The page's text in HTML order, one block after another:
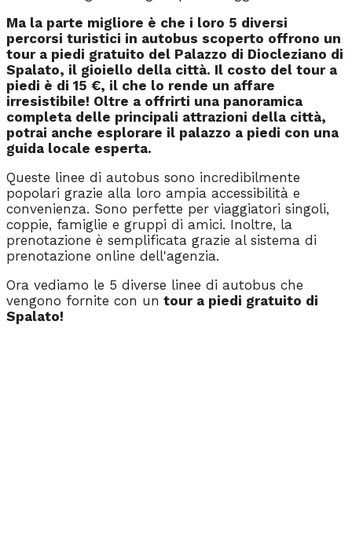
Ma la parte migliore è che i loro 5 diversi
percorsi turistici in autobus scoperto offrono un
tour a piedi gratuito del Palazzo di Diocleziano di
Spalato, il gioiello della città. Il costo del tour a
piedi è di 15 €, il che lo rende un affare
irresistibile! Oltre a offrirti una panoramica
completa delle principali attrazioni della città,
potrai anche esplorare il palazzo a piedi con una
guida locale esperta.
Queste linee di autobus sono incredibilmente
popolari grazie alla loro ampia accessibilità e
convenienza. Sono perfette per viaggiatori singoli,
coppie, famiglie e gruppi di amici. Inoltre, la
prenotazione è semplificata grazie al sistema di
prenotazione online dell'agenzia.
Ora vediamo le 5 diverse linee di autobus che
vengono fornite con un tour a piedi gratuito di
Spalato!